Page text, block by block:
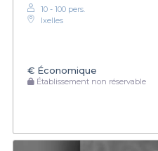
10 - 100 pers.
Ixelles
€ Économique
Établissement non réservable